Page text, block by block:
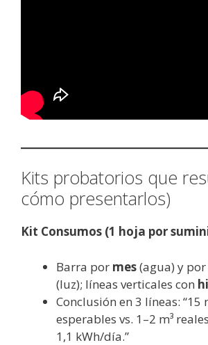
Kits probatorios que
cómo presentarlos)
Kit Consumos (1 hoja por
Barra por mes(agua) y por
(luz); líneas verticales con
Conclusión en 3 líneas: “15
esperables vs. 1–2 m³
1,1 kWh/día.”